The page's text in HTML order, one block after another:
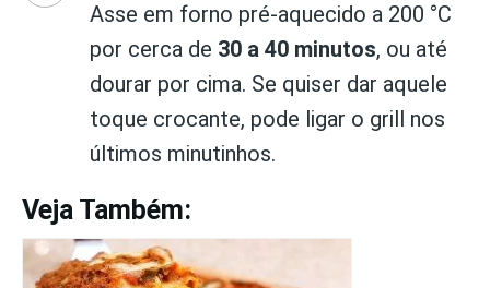
Asse em forno pré-aquecido a 200 °C
por cerca de 30 a 40 minutos, ou até
dourar por cima. Se quiser dar aquele
toque crocante, pode ligar o grill nos
últimos minutinhos.
Veja Também: